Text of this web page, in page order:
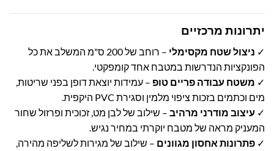
יתרונות מרכזיים
✓ ניצול שטח מקסימלי
– רוחב של 200 ס"מ המשלב את כל
הפונקציות הנדרשות במטבח אחד קומפקטי.
✓ משטח עבודה פריים טופ – עמידות יוצאת דופן בפני שריטות,
מים וכתמים בזכות ציפוי מלמין וסגירת PVC היקפית.
✓ עיצוב מודרני מרהיב – שילוב של לבן מט, זכוכית ופרזול שחור
המעניק מראה של מטבח יוקרתי במחיר נגיש.
✓ פתרונות אחסון מגוונים – שילוב של מגירות לשליפה מהירה,